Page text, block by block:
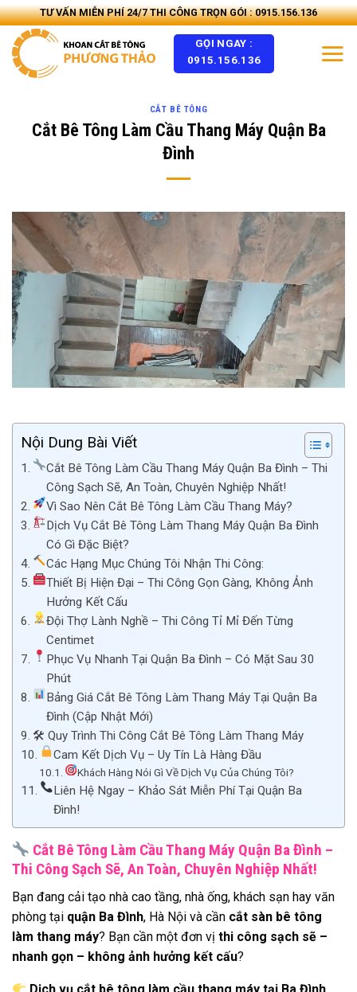
Skip
to
content
TƯ VẤN MIỄN PHÍ 24/7 THI CÔNG TRỌN GÓI : 0915.156.136
GỌI NGAY :
0915.156.136
CẮT BÊ TÔNG
Cắt Bê Tông Làm Cầu Thang Máy Quận Ba
Đình
Nội Dung Bài Viết
Cắt Bê Tông Làm Cầu Thang Máy Quận Ba Đình – Thi
Công Sạch Sẽ, An Toàn, Chuyên Nghiệp Nhất!
Vì Sao Nên Cắt Bê Tông Làm Cầu Thang Máy?
Dịch Vụ Cắt Bê Tông Làm Thang Máy Quận Ba Đình
Có Gì Đặc Biệt?
Các Hạng Mục Chúng Tôi Nhận Thi Công:
Thiết Bị Hiện Đại – Thi Công Gọn Gàng, Không Ảnh
Hưởng Kết Cấu
Đội Thợ Lành Nghề – Thi Công Tỉ Mỉ Đến Từng
Centimet
Phục Vụ Nhanh Tại Quận Ba Đình – Có Mặt Sau 30
Phút
Bảng Giá Cắt Bê Tông Làm Thang Máy Tại Quận Ba
Đình (Cập Nhật Mới)
🛠 Quy Trình Thi Công Cắt Bê Tông Làm Thang Máy
Cam Kết Dịch Vụ – Uy Tín Là Hàng Đầu
Khách Hàng Nói Gì Về Dịch Vụ Của Chúng Tôi?
Liên Hệ Ngay – Khảo Sát Miễn Phí Tại Quận Ba
Đình!
Cắt Bê Tông Làm Cầu Thang Máy Quận Ba Đình –
Thi Công Sạch Sẽ, An Toàn, Chuyên Nghiệp Nhất!
Bạn đang cải tạo nhà cao tầng, nhà ống, khách sạn hay văn
phòng tại quận Ba Đình, Hà Nội và cần cắt sàn bê tông
làm thang máy? Bạn cần một đơn vị thi công sạch sẽ –
nhanh gọn – không ảnh hưởng kết cấu?
Dịch vụ cắt bê tông làm cầu thang máy tại Ba Đình